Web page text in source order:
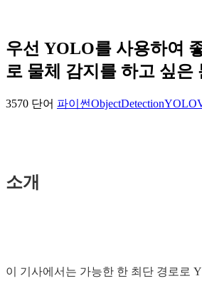
우선 YOLO를 사용하여
로 물체 감지를 하고 싶은
3570 단어 파이썬ObjectDetectionYOLO
소개
이 기사에서는 가능한 한 최단 경로로